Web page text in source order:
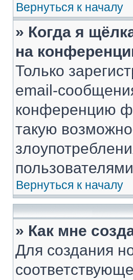
Вернуться к началу
» Когда я
на
Только
email-
конференцию
такую
Вернуться к началу
» Как мне
Для создания